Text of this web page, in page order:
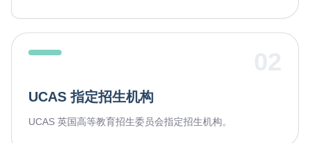
UCAS 指定招生机构
UCAS 英国高等教育招生委员会指定招生机构。